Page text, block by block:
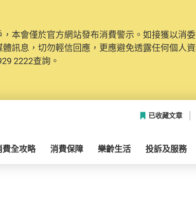
本會僅於官方網站發布消費警示。如接獲以消
訊息，切勿輕信回應，更應避免透露任何個人
2222查詢。
已收藏文章
費全攻略 消費保障 樂齡生活 投訴及服務